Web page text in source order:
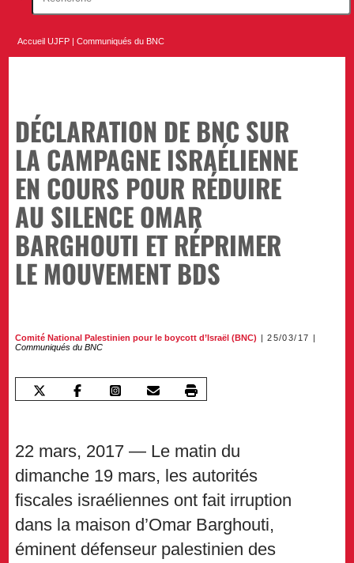
Accueil UJFP |Communiqués du BNC
DÉCLARATION DE BNC SUR
LA CAMPAGNE ISRAÉLIENNE
EN COURS POUR RÉDUIRE
AU SILENCE OMAR
BARGHOUTI ET RÉPRIMER
LE MOUVEMENT BDS
Comité National Palestinien pour le boycott d’Israël (BNC)
25/03/17
Communiqués du BNC
22 mars, 2017 — Le matin du
dimanche 19 mars, les autorités
fiscales israéliennes ont fait irruption
dans la maison d’Omar Barghouti,
éminent défenseur palestinien des